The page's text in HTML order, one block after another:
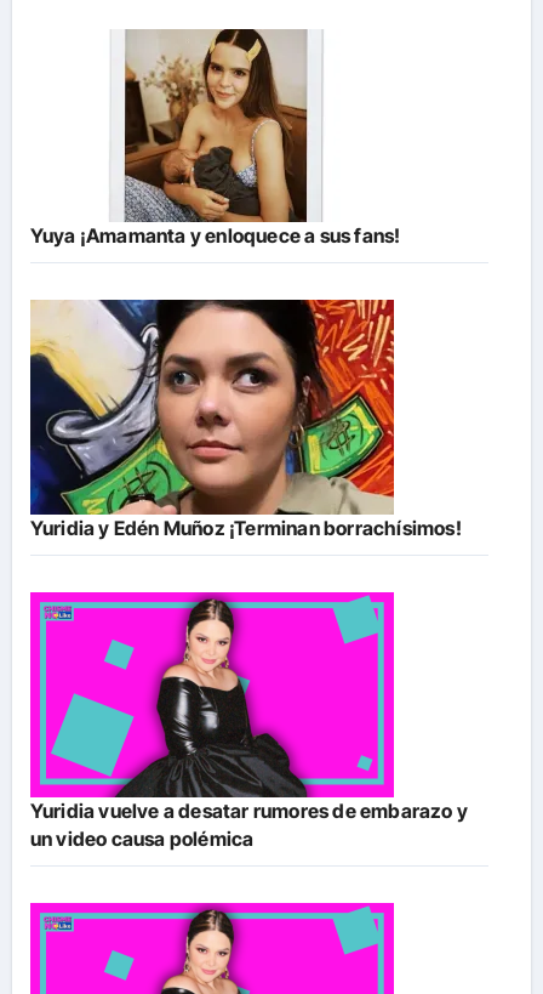
Yuya ¡Amamanta y enloquece a sus fans!
Yuridia y Edén Muñoz ¡Terminan borrachísimos!
Yuridia vuelve a desatar rumores de embarazo y
un video causa polémica